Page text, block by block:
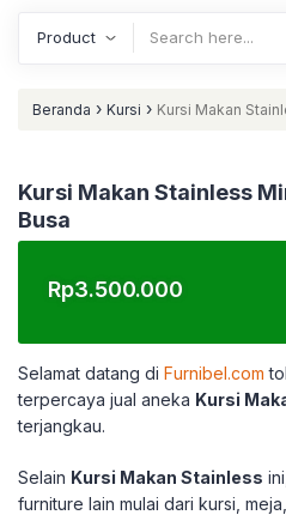
Beranda › Kursi › Kursi Makan
Kursi Makan Stainless
Busa
Rp3.500.000
Selamat datang di Furnibel.com
terpercaya jual aneka Kursi
terjangkau.
Selain Kursi Makan Stainless
furniture lain mulai dari kursi,